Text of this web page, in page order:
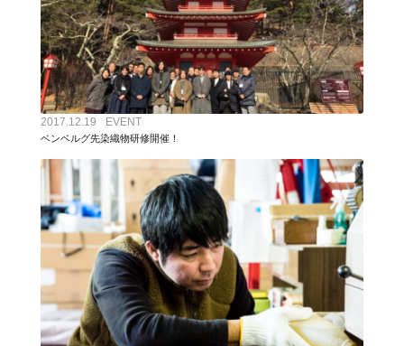
2017.12.19 EVENT
ベンベルグ先染織物研修開催！